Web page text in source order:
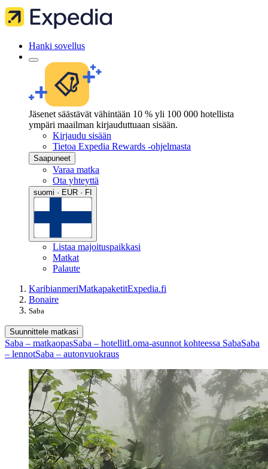
Hanki sovellus
Jäsenet säästävät vähintään 10 % yli 100 000 hotellista
ympäri maailman kirjauduttuaan sisään.
Kirjaudu sisään
Tietoa Expedia Rewards -ohjelmasta
Saapuneet
Varaa matka
Ota yhteyttä
suomi · EUR · FI
Listaa majoituspaikkasi
Matkat
Palaute
KaribianmeriMatkapaketitExpedia.fi
Bonaire
Saba
Suunnittele matkasi
Saba – matkaopasSaba – hotellitLoma-asunnot kohteessa SabaSaba
– lennotSaba – autonvuokraus